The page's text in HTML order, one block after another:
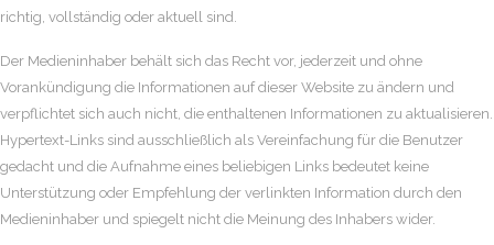
richtig, vollständig oder aktuell sind.
Der Medieninhaber behält sich das Recht vor, jederzeit und ohne
Vorankündigung die Informationen auf dieser Website zu ändern und
verpflichtet sich auch nicht, die enthaltenen Informationen zu aktualisieren.
Hypertext-Links sind ausschließlich als Vereinfachung für die Benutzer
gedacht und die Aufnahme eines beliebigen Links bedeutet keine
Unterstützung oder Empfehlung der verlinkten Information durch den
Medieninhaber und spiegelt nicht die Meinung des Inhabers wider.